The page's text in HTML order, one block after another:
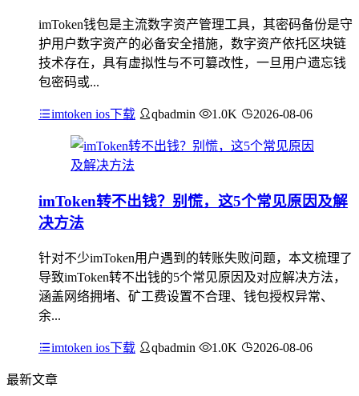
imToken钱包是主流数字资产管理工具，其密码备份是守
护用户数字资产的必备安全措施，数字资产依托区块链
技术存在，具有虚拟性与不可篡改性，一旦用户遗忘钱
包密码或...
imtoken ios下载 qbadmin 1.0K 2026-08-06
imToken转不出钱？别慌，这5个常见原因及解
决方法
针对不少imToken用户遇到的转账失败问题，本文梳理了
导致imToken转不出钱的5个常见原因及对应解决方法，
涵盖网络拥堵、矿工费设置不合理、钱包授权异常、
余...
imtoken ios下载 qbadmin 1.0K 2026-08-06
最新文章